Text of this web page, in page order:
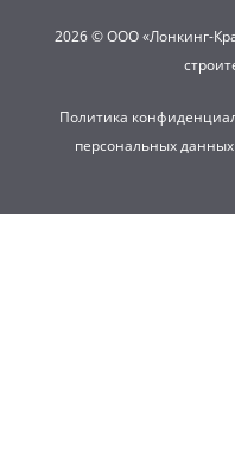
2026 © ООО «Лонкинг-
Политика
персональных данных